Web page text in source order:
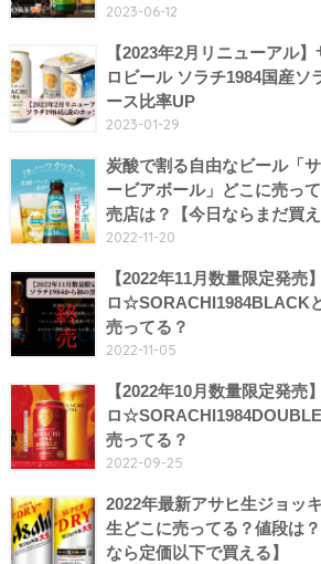
2023-06-12
【2023年2月リニューアル
ロビール ソラチ1984国産ソ
ース比率UP
2023-01-29
炭酸で割る自由なビール「
ービアボール」どこに売っ
売店は？【今日ならまだ買え
2022-11-20
【2022年11月数量限定発売
ロ☆SORACHI1984BLACK
売ってる？
2022-11-05
【2022年10月数量限定発売
ロ
売ってる？
2022-09-25
2022年最新アサヒ生ジョッ
生どこに売ってる？値段は
なら定価以下で買える】